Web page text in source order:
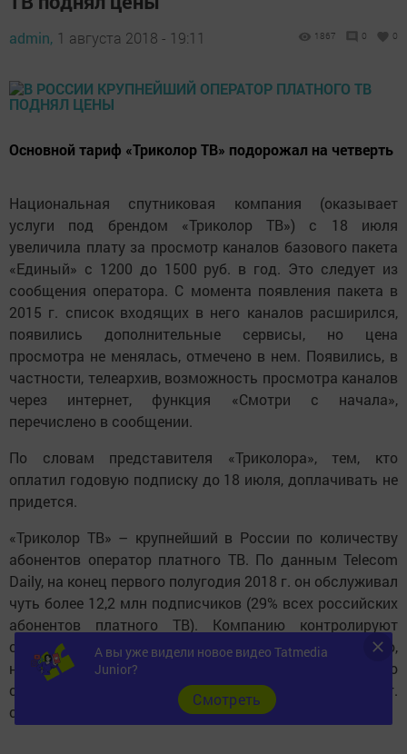
admin, 1 августа 2018 - 19:11 1867 0 0
Основной тариф «Триколор ТВ» подорожал на четверть
Национальная спутниковая компания (оказывает
услуги под брендом «Триколор ТВ») с 18 июля
увеличила плату за просмотр каналов базового пакета
«Единый» с 1200 до 1500 руб. в год. Это следует из
сообщения оператора. C момента появления пакета в
2015 г. список входящих в него каналов расширился,
появились дополнительные сервисы, но цена
просмотра не менялась, отмечено в нем. Появились, в
частности, телеархив, возможность просмотра каналов
через интернет, функция «Смотри с начала»,
перечислено в сообщении.
По словам представителя «Триколора», тем, кто
оплатил годовую подписку до 18 июля, доплачивать не
придется.
«Триколор ТВ» – крупнейший в России по количеству
абонентов оператор платного ТВ. По данным Telecom
Daily, на конец первого полугодия 2018 г. он обслуживал
чуть более 12,2 млн подписчиков (29% всех российских
абонентов платного ТВ). Компанию контролируют
структуры президента GS Group Андрея Ткаченко,
небольшой пакет акций есть у «ВТБ-капитала». По
собственным данным, выручка «Триколора» в 2017 г.
составила 19,1 млрд руб.
А вы уже видели новое видео Tatmedia
Junior?
Cмотреть